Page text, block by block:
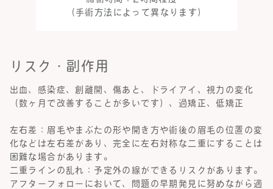
（手術方法によって異なります）
リスク・副作用
出血、感染症、創離開、傷あと、ドライアイ、視力の変化
（数ヶ月で改善することが多いです）、過矯正、低矯正
左右差：眉毛やまぶたの形や開き方や術後の眉毛の位置の変
化などは左右差があり、完全に左右対称な二重にすることは
困難な場合があります。
二重ラインの乱れ：予定外の線ができるリスクがあります。
アフターフォローにおいて、問題の早期発見に努めながら適